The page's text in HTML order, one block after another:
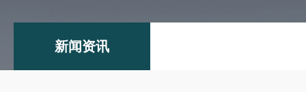
新闻资讯